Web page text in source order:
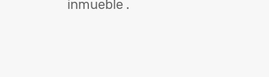
inmueble .